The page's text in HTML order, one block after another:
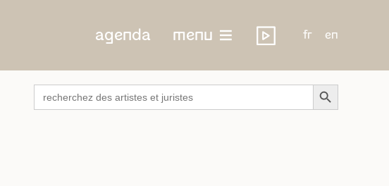
agenda menu fr en
Search
for:
Search Button